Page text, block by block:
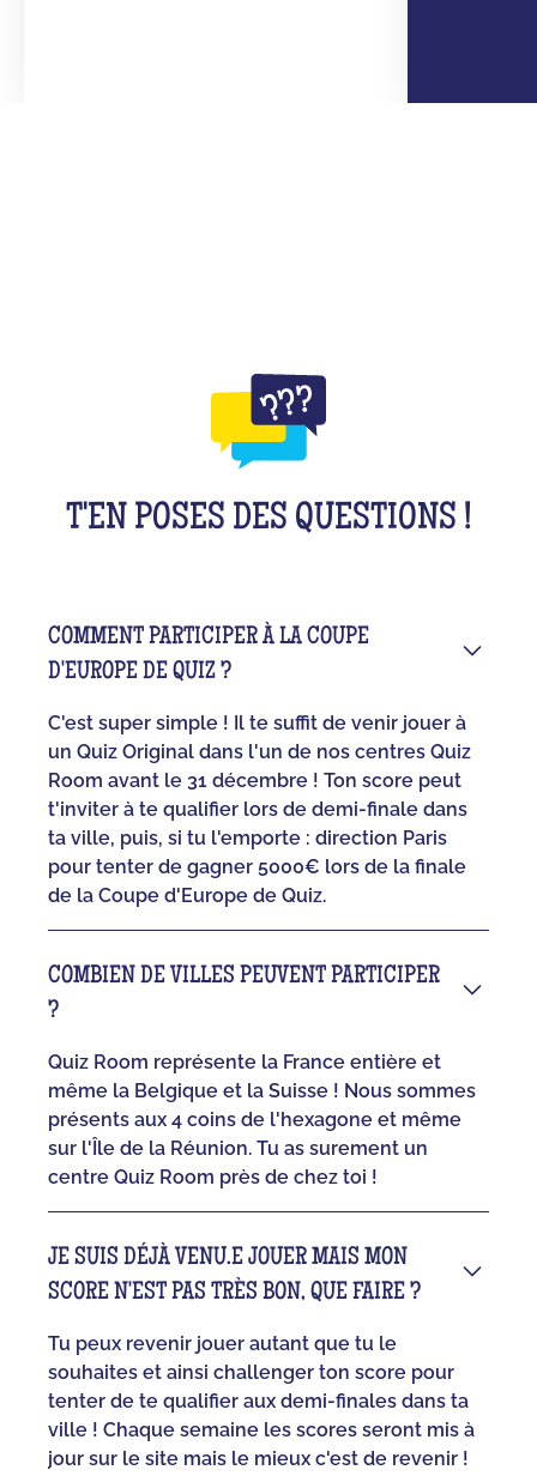
T'EN POSES DES QUESTIONS !
COMMENT PARTICIPER À LA COUPE
D'EUROPE DE QUIZ ?
C'est super simple ! Il te suffit de venir jouer à
un Quiz Original dans l'un de nos centres Quiz
Room avant le 31 décembre ! Ton score peut
t'inviter à te qualifier lors de demi-finale dans
ta ville, puis, si tu l'emporte : direction Paris
pour tenter de gagner 5000€ lors de la finale
de la Coupe d'Europe de Quiz.
COMBIEN DE VILLES PEUVENT PARTICIPER
?
Quiz Room représente la France entière et
même la Belgique et la Suisse ! Nous sommes
présents aux 4 coins de l'hexagone et même
sur l'Île de la Réunion. Tu as surement un
centre Quiz Room près de chez toi !
JE SUIS DÉJÀ VENU.E JOUER MAIS MON
SCORE N'EST PAS TRÈS BON, QUE FAIRE ?
Tu peux revenir jouer autant que tu le
souhaites et ainsi challenger ton score pour
tenter de te qualifier aux demi-finales dans ta
ville ! Chaque semaine les scores seront mis à
jour sur le site mais le mieux c'est de revenir !